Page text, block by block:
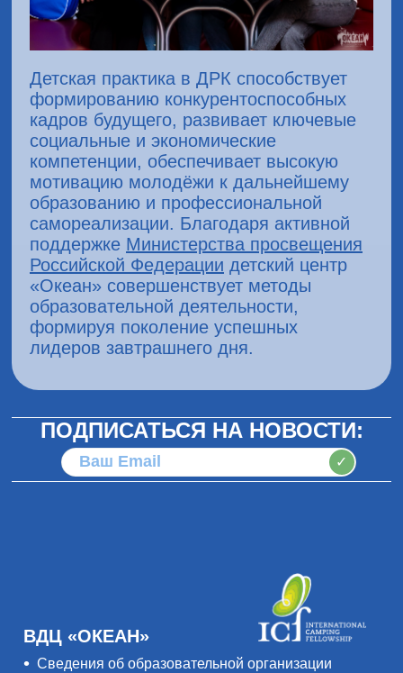
Детская практика в ДРК способствует
формированию конкурентоспособных
кадров будущего, развивает ключевые
социальные и экономические
компетенции, обеспечивает высокую
мотивацию молодёжи к дальнейшему
образованию и профессиональной
самореализации. Благодаря активной
поддержке Министерства просвещения
Российской Федерации детский центр
«Океан» совершенствует методы
образовательной деятельности,
формируя поколение успешных
лидеров завтрашнего дня.
ПОДПИСАТЬСЯ НА НОВОСТИ:
✓
ВДЦ «ОКЕАН»
Сведения об образовательной организации